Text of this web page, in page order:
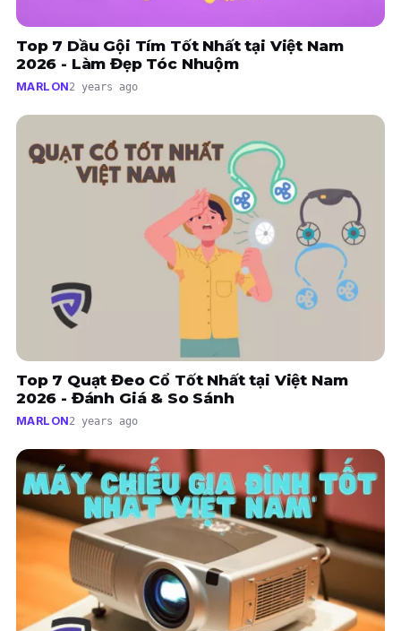
Top 7 Dầu Gội Tím Tốt Nhất tại Việt Nam
2026 - Làm Đẹp Tóc Nhuộm
MARLON2 years ago
Top 7 Quạt Đeo Cổ Tốt Nhất tại Việt Nam
2026 - Đánh Giá & So Sánh
MARLON2 years ago